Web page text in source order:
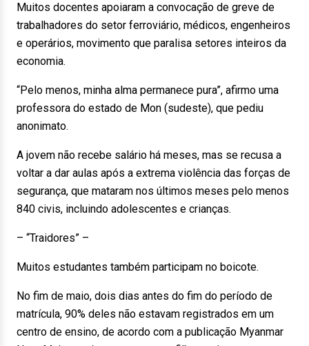
Muitos docentes apoiaram a convocação de greve de
trabalhadores do setor ferroviário, médicos, engenheiros
e operários, movimento que paralisa setores inteiros da
economia.
“Pelo menos, minha alma permanece pura”, afirmo uma
professora do estado de Mon (sudeste), que pediu
anonimato.
A jovem não recebe salário há meses, mas se recusa a
voltar a dar aulas após a extrema violência das forças de
segurança, que mataram nos últimos meses pelo menos
840 civis, incluindo adolescentes e crianças.
– “Traidores” –
Muitos estudantes também participam no boicote.
No fim de maio, dois dias antes do fim do período de
matrícula, 90% deles não estavam registrados em um
centro de ensino, de acordo com a publicação Myanmar